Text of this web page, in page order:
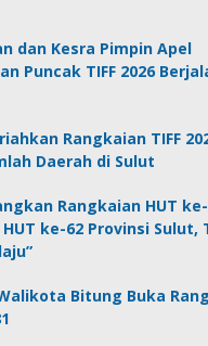
dan Kesra Pimpin Apel
Puncak TIFF 2026
Rangkaian TIFF
Daerah di Sulut
Rangkaian HUT
ke-62 Provinsi Sulut,
Bitung Buka